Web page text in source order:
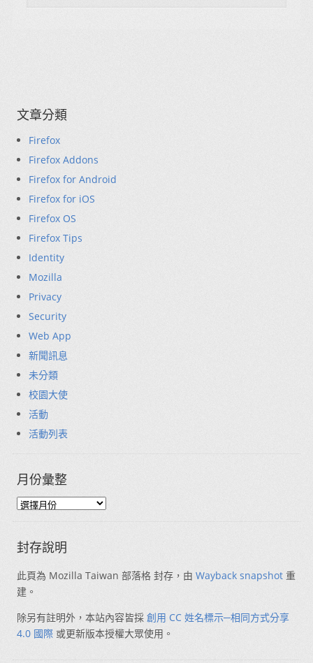
文章分類
Firefox
Firefox Addons
Firefox for Android
Firefox for iOS
Firefox OS
Firefox Tips
Identity
Mozilla
Privacy
Security
Web App
新聞訊息
未分類
校園大使
活動
活動列表
月份彙整
封存說明
此頁為 Mozilla Taiwan 部落格 封存，由 Wayback snapshot 重
建。
除另有註明外，本站內容皆採 創用 CC 姓名標示─相同方式分享
4.0 國際 或更新版本授權大眾使用。